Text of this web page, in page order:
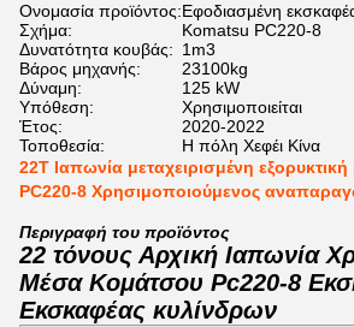
Ονομασία προϊόντος:Εφοδιασμένη
Σχήμα:
Komatsu PC220-8
Δυνατότητα κουβάς: 1m3
Βάρος μηχανής:
23100kg
Δύναμη:
125 kW
Υπόθεση:
Χρησιμοποιείται
Έτος:
2020-2022
Τοποθεσία:
Η πόλη Χεφέι Κίνα
22T Ιαπωνία μεταχειρισμένη
PC220-8 Χρησιμοποιούμενος
Περιγραφή του προϊόντος
22 τόνους Αρχική Ιαπωνία
Μέσα Κομάτσου Pc220-8
Εκσκαφέας κυλίνδρων